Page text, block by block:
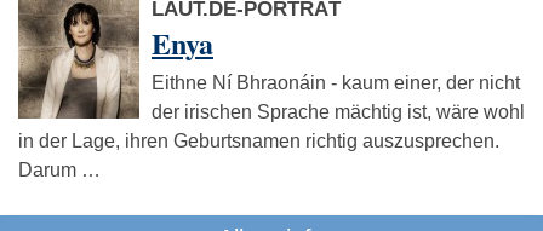
LAUT.DE-PORTRÄT
Enya
Eithne Ní Bhraonáin - kaum einer, der nicht
der irischen Sprache mächtig ist, wäre wohl
in der Lage, ihren Geburtsnamen richtig auszusprechen.
Darum …